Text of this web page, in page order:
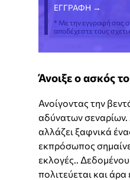
* Με την εγγραφή σας
αποδέχεστε τους
Άνοιξε ο ασκός
Ανοίγοντας την
αδύνατων σεναρίων.
αλλάζει ξαφνικά
εκπρόσωπος
εκλογές..
πολιτεύεται και